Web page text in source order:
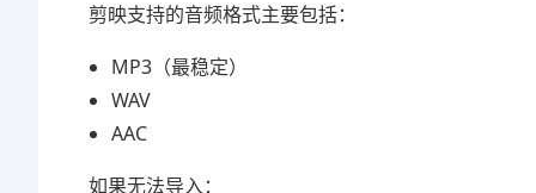
剪映支持的音频格式主要包括：
MP3（最稳定）
WAV
AAC
如果无法导入：